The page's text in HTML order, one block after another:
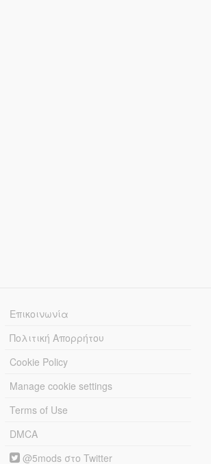
Επικοινωνία
Πολιτική Απορρήτου
Cookie Policy
Manage cookie settings
Terms of Use
DMCA
@5mods στο Twitter